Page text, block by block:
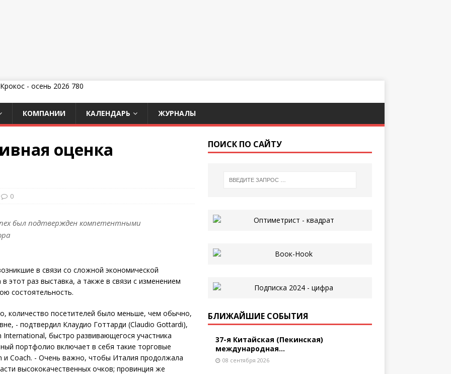
КОМПАНИИ КАЛЕНДАРЬ ЖУРНАЛЫ
оценка
0
был подтвержден компетентными
в связи со сложной экономической
этот раз выставка, а также в связи с изменением
состоятельность.
количество посетителей было меньше, чем обычно,
- подтвердил Клаудио Готтарди (Claudio Gottardi),
быстро развивающегося участника
портфолио включает в себя такие торговые
и Coach. - Очень важно, чтобы Италия продолжала
высококачественных очков; провинция же
ПОИСК ПО САЙТУ
БЛИЖАЙШИЕ СОБЫТИЯ
37-я Китайская (Пекинская)
международная...
08 сентября 2026